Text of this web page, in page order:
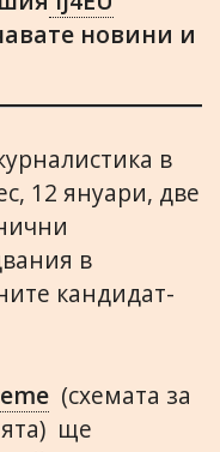
новини и
в
12 януари, две
в
кандидат-
(схемата за
ще